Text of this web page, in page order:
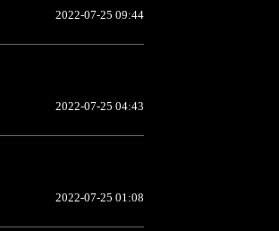
2022-07-25 09:44
2022-07-25 04:43
2022-07-25 01:08